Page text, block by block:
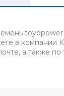
toyopower
в компании
а также